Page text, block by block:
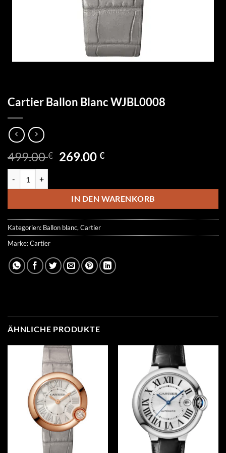
Cartier Ballon Blanc WJBL0008
499.00€ Ursprünglicher
499.00 €
269.00€Aktueller
269.00 €.
IN DEN WARENKORB
Kategorien: Ballon blanc, Cartier
Marke:Cartier
ÄHNLICHE PRODUKTE